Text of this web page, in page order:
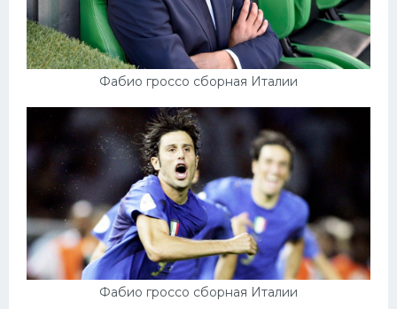
Фабио гроссо сборная Италии
Фабио гроссо сборная Италии